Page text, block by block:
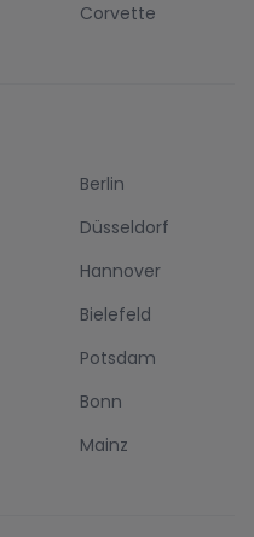
Corvette
Berlin
Düsseldorf
Hannover
Bielefeld
Potsdam
Bonn
Mainz